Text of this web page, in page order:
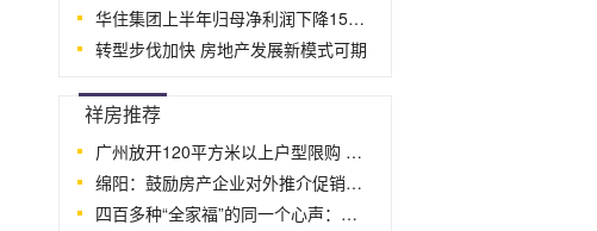
华住集团上半年归母净利润下降15% “万
转型步伐加快 房地产发展新模式可期
祥房推荐
广州放开120平方米以上户型限购 进一步
绵阳：鼓励房产企业对外推介促销，累计销售
四百多种“全家福”的同一个心声：在一起